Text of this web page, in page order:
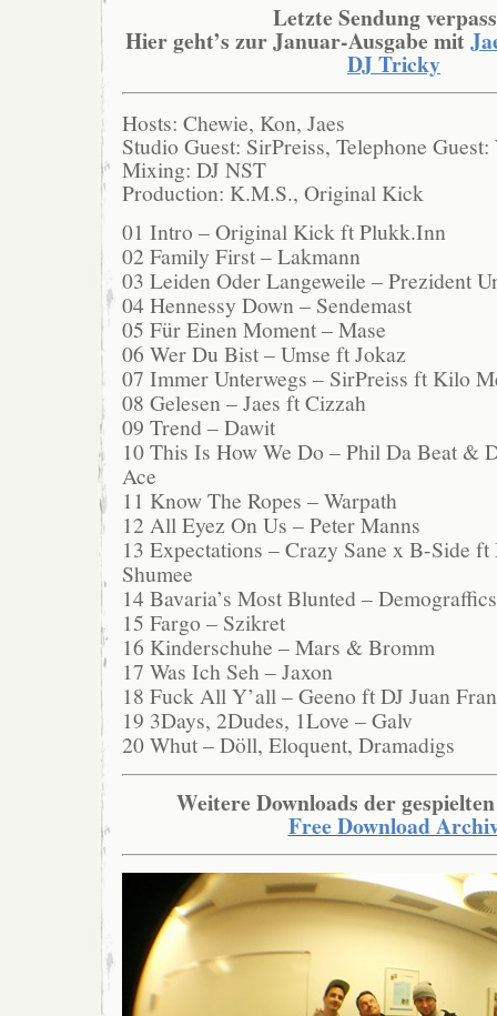
Letzte Sendung
Hier geht’s zur Januar-Ausgabe mit
DJ Tricky
Hosts: Chewie, Kon, Jaes
Studio Guest: SirPreiss, Telephone Guest:
Mixing: DJ NST
Production: K.M.S., Original Kick
01 Intro – Original Kick ft Plukk.Inn
02 Family First – Lakmann
03 Leiden Oder Langeweile – Prezident
04 Hennessy Down – Sendemast
05 Für Einen Moment – Mase
06 Wer Du Bist – Umse ft Jokaz
07 Immer Unterwegs – SirPreiss ft Kilo
08 Gelesen – Jaes ft Cizzah
09 Trend – Dawit
10 This Is How We Do – Phil Da Beat &
Ace
11 Know The Ropes – Warpath
12 All Eyez On Us – Peter Manns
13 Expectations – Crazy Sane x B-Side
Shumee
14 Bavaria’s Most Blunted –
15 Fargo – Szikret
16 Kinderschuhe – Mars & Bromm
17 Was Ich Seh – Jaxon
18 Fuck All Y’all – Geeno ft DJ Juan Fran
19 3Days, 2Dudes, 1Love – Galv
20 Whut – Döll, Eloquent, Dramadigs
Weitere Downloads der
Free Download